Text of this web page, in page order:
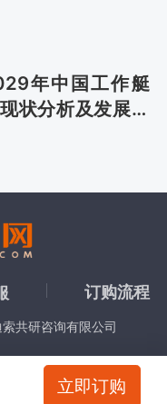
年中国工作艇
状分析及发展战
立即订购
订购流程
共研咨询有限公司